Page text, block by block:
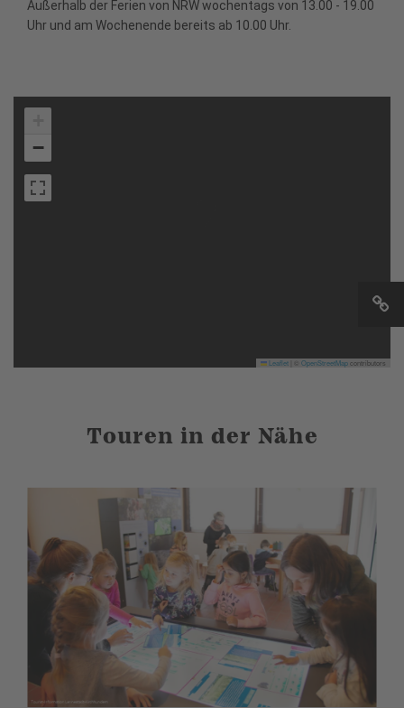
Außerhalb der Ferien von NRW wochentags von 13.00 - 19.00
Uhr und am Wochenende bereits ab 10.00 Uhr.
−
Leaflet OpenStreetMapcontributors
Touren in der Nähe